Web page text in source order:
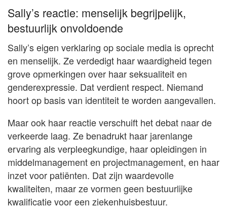
Sally’s reactie: menselijk begrijpelijk,
bestuurlijk onvoldoende
Sally’s eigen verklaring op sociale media is oprecht
en menselijk. Ze verdedigt haar waardigheid tegen
grove opmerkingen over haar seksualiteit en
genderexpressie. Dat verdient respect. Niemand
hoort op basis van identiteit te worden aangevallen.
Maar ook haar reactie verschuift het debat naar de
verkeerde laag. Ze benadrukt haar jarenlange
ervaring als verpleegkundige, haar opleidingen in
middelmanagement en projectmanagement, en haar
inzet voor patiënten. Dat zijn waardevolle
kwaliteiten, maar ze vormen geen bestuurlijke
kwalificatie voor een ziekenhuisbestuur.